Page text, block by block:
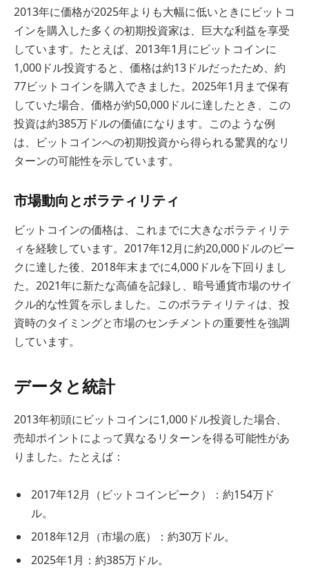
2013年に価格が2025年よりも大幅に低いときにビットコ
インを購入した多くの初期投資家は、巨大な利益を享受
しています。たとえば、2013年1月にビットコインに
1,000ドル投資すると、価格は約13ドルだったため、約
77ビットコインを購入できました。2025年1月まで保有
していた場合、価格が約50,000ドルに達したとき、この
投資は約385万ドルの価値になります。このような例
は、ビットコインへの初期投資から得られる驚異的なリ
ターンの可能性を示しています。
市場動向とボラティリティ
ビットコインの価格は、これまでに大きなボラティリテ
ィを経験しています。2017年12月に約20,000ドルのピー
クに達した後、2018年末までに4,000ドルを下回りまし
た。2021年に新たな高値を記録し、暗号通貨市場のサイ
クル的な性質を示しました。このボラティリティは、投
資時のタイミングと市場のセンチメントの重要性を強調
しています。
データと統計
2013年初頭にビットコインに1,000ドル投資した場合、
売却ポイントによって異なるリターンを得る可能性があ
りました。たとえば：
2017年12月（ビットコインピーク）：約154万ド
ル。
2018年12月（市場の底）：約30万ドル。
2025年1月：約385万ドル。